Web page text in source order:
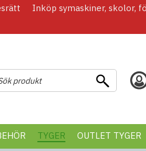
Inköp symaskiner, skolor,
TYGER OUTLET TYGER